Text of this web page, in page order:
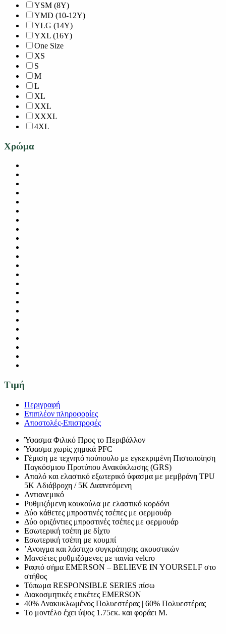
YSM (8Y)
YMD (10-12Y)
YLG (14Y)
YXL (16Y)
One Size
XS
S
M
L
XL
XXL
XXXL
4XL
Χρώμα
Τιμή
Περιγραφή
Επιπλέον πληροφορίες
Αποστολές-Επιστροφές
Ύφασμα Φιλικό Προς το Περιβάλλον
Ύφασμα χωρίς χημικά PFC
Γέμιση με τεχνητό πούπουλο με εγκεκριμένη Πιστοποίηση
Παγκόσμιου Προτύπου Ανακύκλωσης (GRS)
Απαλό και ελαστικό εξωτερικό ύφασμα με μεμβράνη TPU
5K Αδιάβροχη / 5Κ Διαπνεόμενη
Αντιανεμικό
Ρυθμιζόμενη κουκούλα με ελαστικό κορδόνι
Δύο κάθετες μπροστινές τσέπες με φερμουάρ
Δύο οριζόντιες μπροστινές τσέπες με φερμουάρ
Εσωτερική τσέπη με δίχτυ
Εσωτερική τσέπη με κουμπί
ʼΑνοιγμα και λάστιχο συγκράτησης ακουστικών
Μανσέτες ρυθμιζόμενες με ταινία velcro
Ραφτό σήμα EMERSON – BELIEVE IN YOURSELF στο
στήθος
Τύπωμα RESPONSIBLE SERIES πίσω
Διακοσμητικές ετικέτες EMERSON
40% Ανακυκλωμένος Πολυεστέρας | 60% Πολυεστέρας
Το μοντέλο έχει ύψος 1.75εκ. και φοράει M.